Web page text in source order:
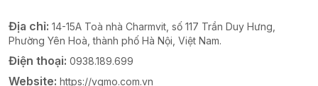
Địa chỉ: 14-15A Toà nhà Charmvit, số 117 Trần Duy Hưng,
Phường Yên Hoà, thành phố Hà Nội, Việt Nam.
Điện thoại: 0938.189.699
Website: https://vgmo.com.vn